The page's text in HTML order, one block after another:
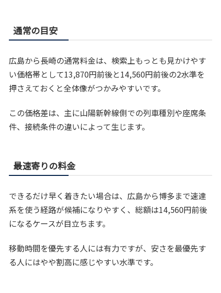
通常の目安
広島から長崎の通常料金は、検索上もっとも見かけやす
い価格帯として13,870円前後と14,560円前後の2水準を
押さえておくと全体像がつかみやすいです。
この価格差は、主に山陽新幹線側での列車種別や座席条
件、接続条件の違いによって生じます。
最速寄りの料金
できるだけ早く着きたい場合は、広島から博多まで速達
系を使う経路が候補になりやすく、総額は14,560円前後
になるケースが目立ちます。
移動時間を優先する人には有力ですが、安さを最優先す
る人にはやや割高に感じやすい水準です。